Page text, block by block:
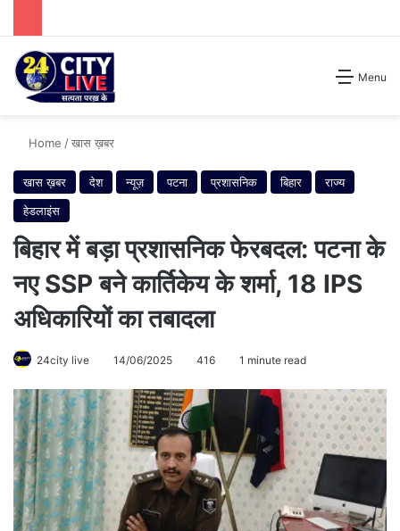
Menu
Search for
Home /खास ख़बर
खास ख़बर देश न्यूज़ पटना प्रशासनिक बिहार
राज्य
हेडलाइंस
बिहार में बड़ा प्रशासनिक फेरबदल: पटना के
नए SSP बने कार्तिकेय के शर्मा, 18 IPS
अधिकारियों का तबादला
24city live 14/06/2025 416 1 minute read